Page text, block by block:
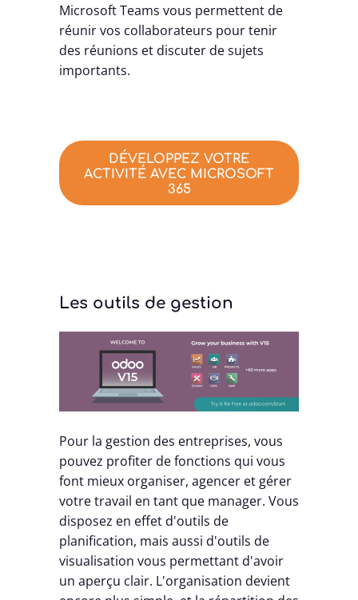
Microsoft Teams vous permettent de
réunir vos collaborateurs pour tenir
des réunions et discuter de sujets
importants.
DÉVELOPPEZ VOTRE
ACTIVITÉ AVEC MICROSOFT
365
Les outils de gestion
Pour la gestion des entreprises, vous
pouvez profiter de fonctions qui vous
font mieux organiser, agencer et gérer
votre travail en tant que manager. Vous
disposez en effet d'outils de
planification, mais aussi d'outils de
visualisation vous permettant d'avoir
un aperçu clair. L'organisation devient